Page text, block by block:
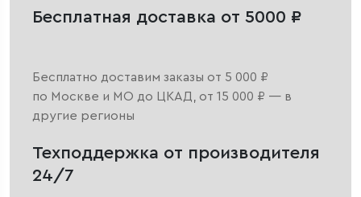
Бесплатная доставка от 5000 ₽
Бесплатно доставим заказы от 5 000 ₽
по Москве и МО до ЦКАД, от 15 000 ₽ — в
другие регионы
Техподдержка от производителя
24/7